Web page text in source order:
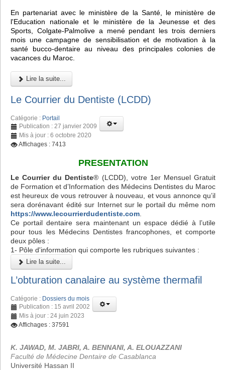
En partenariat avec le ministère de la Santé, le ministère de
l'Education nationale et le ministère de la Jeunesse et des
Sports, Colgate-Palmolive a mené pendant les trois derniers
mois une campagne de sensibilisation et de motivation à la
santé bucco-dentaire au niveau des principales colonies de
vacances du Maroc.
Lire la suite...
Le Courrier du Dentiste (LCDD)
Catégorie : Portail
Publication : 27 janvier 2009
Mis à jour : 6 octobre 2020
Affichages : 7413
PRESENTATION
Le Courrier du Dentiste® (LCDD), votre 1er Mensuel Gratuit
de Formation et d’Information des Médecins Dentistes du Maroc
est heureux de vous retrouver à nouveau, et vous annonce qu’il
sera dorénavant édité sur Internet sur le portail du même nom
https://www.lecourrierdudentiste.com
Ce portail dentaire sera maintenant un espace dédié à l’utile
pour tous les Médecins Dentistes francophones, et comporte
deux pôles :
1- Pôle d'information qui comporte les rubriques suivantes :
Lire la suite...
L’obturation canalaire au système thermafil
Catégorie : Dossiers du mois
Publication : 15 avril 2002
Mis à jour : 24 juin 2023
Affichages : 37591
K. JAWAD, M. JABRI, A. BENNANI, A. ELOUAZZANI
Faculté de Médecine Dentaire de Casablanca
Université Hassan II